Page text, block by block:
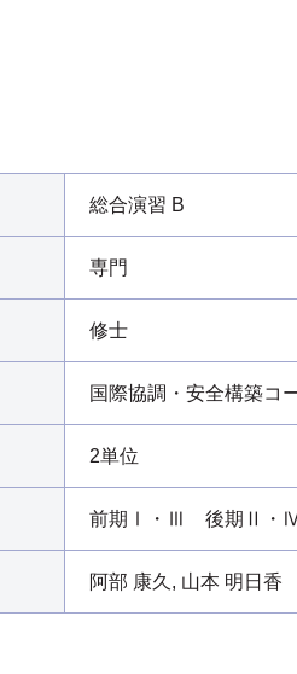
総合演習 B
専門
修士
国際協調・安全構築コ
2単位
前期Ⅰ・Ⅲ 後期Ⅱ・
阿部 康久, 山本 明日香